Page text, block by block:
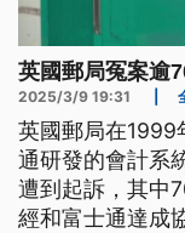
英國郵局冤案逾
2025/3/9 19:31
英國郵局在1999
通研發的會計系
遭到起訴，其中
經和富士通達成